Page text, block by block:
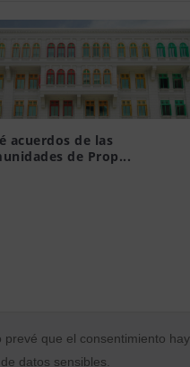
a cabo más que unos pocos
valoración cuidadosa de
revisar la forma
protección de datos exige que
inequívoco.
el consentimiento es
prevé que el consentimiento
datos sensibles.
acuerdos de las
de Prop...